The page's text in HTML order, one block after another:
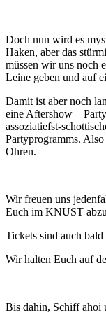
Doch nun wird es
Haken, aber das
müssen wir uns noch
Leine geben und auf
Damit ist aber noch
eine Aftershow –
assoziatiefst-
Partyprogramms.
Ohren.
Wir freuen uns
Euch im KNUST
Tickets sind auch
Wir halten Euch auf
Bis dahin, Schiff ahoi